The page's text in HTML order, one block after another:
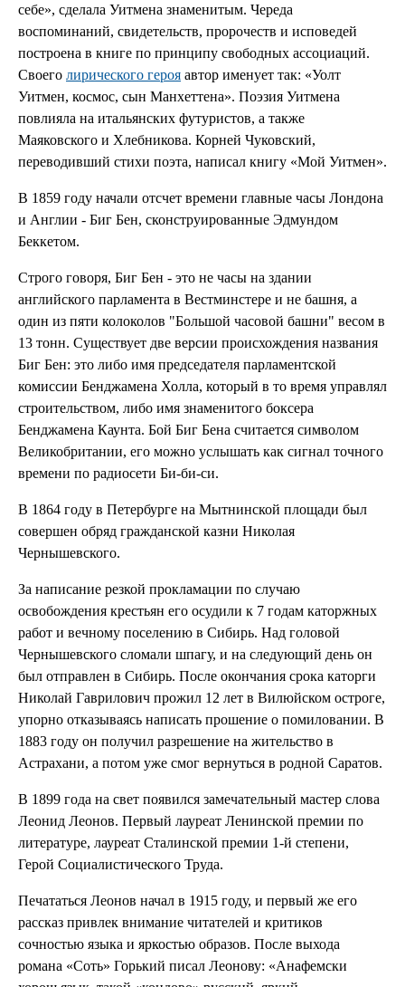
себе», сделала Уитмена знаменитым. Череда
воспоминаний, свидетельств, пророчеств и исповедей
построена в книге по принципу свободных ассоциаций.
Своего лирического героя автор именует так: «Уолт
Уитмен, космос, сын Манхеттена». Поэзия Уитмена
повлияла на итальянских футуристов, а также
Маяковского и Хлебникова. Корней Чуковский,
переводивший стихи поэта, написал книгу «Мой Уитмен».
В 1859 году начали отсчет времени главные часы Лондона
и Англии - Биг Бен, сконструированные Эдмундом
Беккетом.
Строго говоря, Биг Бен - это не часы на здании
английского парламента в Вестминстере и не башня, а
один из пяти колоколов "Большой часовой башни" весом в
13 тонн. Существует две версии происхождения названия
Биг Бен: это либо имя председателя парламентской
комиссии Бенджамена Холла, который в то время управлял
строительством, либо имя знаменитого боксера
Бенджамена Каунта. Бой Биг Бена считается символом
Великобритании, его можно услышать как сигнал точного
времени по радиосети Би-би-си.
В 1864 году в Петербурге на Мытнинской площади был
совершен обряд гражданской казни Николая
Чернышевского.
За написание резкой прокламации по случаю
освобождения крестьян его осудили к 7 годам каторжных
работ и вечному поселению в Сибирь. Над головой
Чернышевского сломали шпагу, и на следующий день он
был отправлен в Сибирь. После окончания срока каторги
Николай Гаврилович прожил 12 лет в Вилюйском остроге,
упорно отказываясь написать прошение о помиловании. В
1883 году он получил разрешение на жительство в
Астрахани, а потом уже смог вернуться в родной Саратов.
В 1899 года на свет появился замечательный мастер слова
Леонид Леонов. Первый лауреат Ленинской премии по
литературе, лауреат Сталинской премии 1-й степени,
Герой Социалистического Труда.
Печататься Леонов начал в 1915 году, и первый же его
рассказ привлек внимание читателей и критиков
сочностью языка и яркостью образов. После выхода
романа «Соть» Горький писал Леонову: «Анафемски